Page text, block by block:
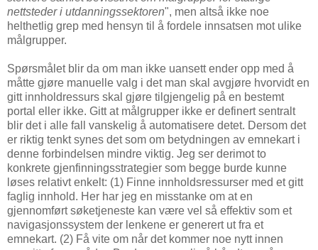
nettsteder i utdanningssektoren", men altså ikke noe
helthetlig grep med hensyn til å fordele innsatsen mot ulike
målgrupper.
Spørsmålet blir da om man ikke uansett ender opp med å
måtte gjøre manuelle valg i det man skal avgjøre hvorvidt en
gitt innholdressurs skal gjøre tilgjengelig på en bestemt
portal eller ikke. Gitt at målgrupper ikke er definert sentralt
blir det i alle fall vanskelig å automatisere detet. Dersom det
er riktig tenkt synes det som om betydningen av emnekart i
denne forbindelsen mindre viktig. Jeg ser derimot to
konkrete gjenfinningsstrategier som begge burde kunne
løses relativt enkelt: (1) Finne innholdsressurser med et gitt
faglig innhold. Her har jeg en misstanke om at en
gjennomført søketjeneste kan være vel så effektiv som et
navigasjonssystem der lenkene er generert ut fra et
emnekart. (2) Få vite om når det kommer noe nytt innen